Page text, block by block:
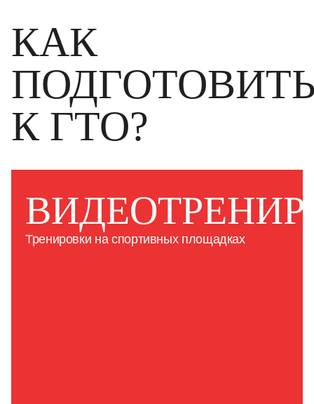
КАК
К ГТО?
Тренировки на спортивных площадках